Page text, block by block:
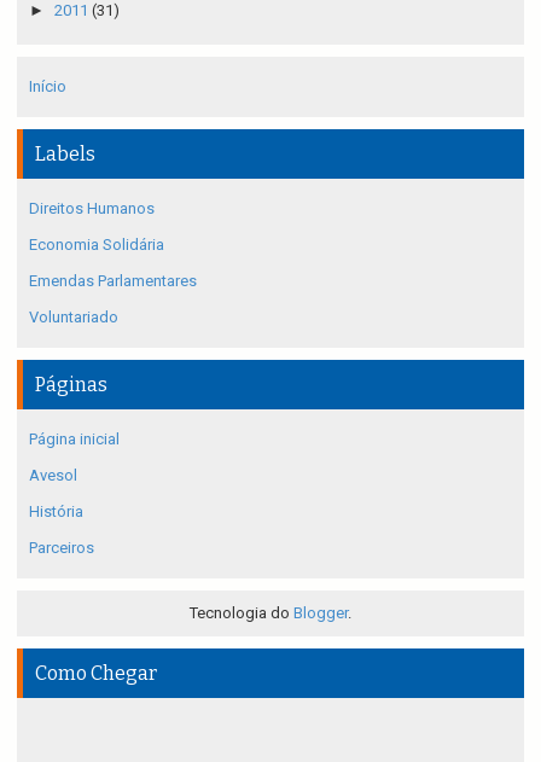
► 2011 (31)
Início
Labels
Direitos Humanos
Economia Solidária
Emendas Parlamentares
Voluntariado
Páginas
Página inicial
Avesol
História
Parceiros
Tecnologia do Blogger.
Como Chegar